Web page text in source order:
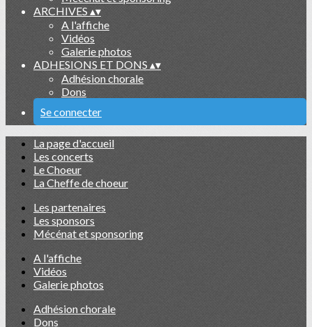
ARCHIVES ▴▾
A l'affiche
Vidéos
Galerie photos
ADHESIONS ET DONS ▴▾
Adhésion chorale
Dons
Se connecter
La page d'accueil
Les concerts
Le Choeur
La Cheffe de choeur
Les partenaires
Les sponsors
Mécénat et sponsoring
A l'affiche
Vidéos
Galerie photos
Adhésion chorale
Dons